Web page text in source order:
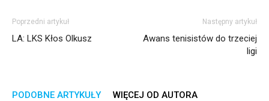
Poprzedni artykuł
LA: LKS Kłos Olkusz
Następny artykuł
Awans tenisistów do trzeciej
ligi
PODOBNE ARTYKUŁY WIĘCEJ OD AUTORA